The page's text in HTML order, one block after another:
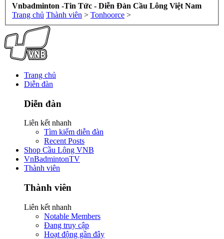
Vnbadminton -Tin Tức - Diễn Đàn Cầu Lông Việt Nam
Trang chủ Thành viên > Tonhoorce >
Trang chủ
Diễn đàn
Diễn đàn
Liên kết nhanh
Tìm kiếm diễn đàn
Recent Posts
Shop Cầu Lông VNB
VnBadmintonTV
Thành viên
Thành viên
Liên kết nhanh
Notable Members
Đang truy cập
Hoạt động gần đây